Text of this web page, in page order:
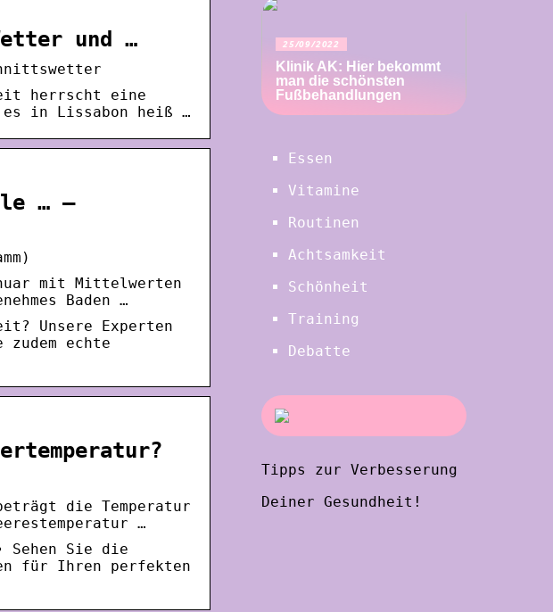
und …
herrscht eine
in Lissabon heiß …
… –
mit Mittelwerten
Baden …
Unsere Experten
echte
die Temperatur
…
Sie die
für Ihren perfekten
25/09/2022
Klinik AK: Hier bekommt
man die schönsten
Fußbehandlungen
Essen
Vitamine
Routinen
Achtsamkeit
Schönheit
Training
Debatte
Tipps zur Verbesserung
Deiner Gesundheit!